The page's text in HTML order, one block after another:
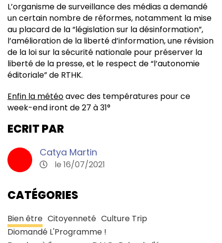
L’organisme de surveillance des médias a demandé
un certain nombre de réformes, notamment la mise
au placard de la “législation sur la désinformation”,
l’amélioration de la liberté d’information, une révision
de la loi sur la sécurité nationale pour préserver la
liberté de la presse, et le respect de “l’autonomie
éditoriale” de RTHK.
Enfin la météoavec des températures pour ce
week-end iront de 27 à 31°
ECRIT PAR
Catya Martin
le 16/07/2021
CATÉGORIES
Bien être Citoyenneté Culture Trip
Diomandé L'Programme !